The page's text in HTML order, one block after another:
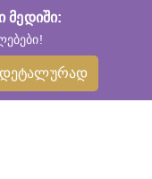
მედიში:
დეტალურად